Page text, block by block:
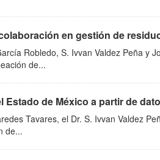
en gestión de
Robledo, S. Ivvan Valdez Peña y
de...
de México a partir de
Tavares, el Dr. S. Ivvan Valdez
de...